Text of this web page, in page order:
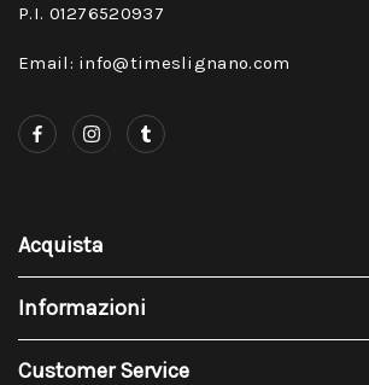
P.I. 01276520937
Email: info@timeslignano.com
Acquista
Informazioni
Customer Service